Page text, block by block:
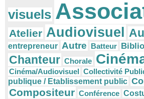
visuels
Atelier Audiovisuel
entrepreneur Autre Batteur
Chanteur Chorale
Cinéma/Audiovisuel Collectivité
publique / Etablissement public
Compositeur Conférence